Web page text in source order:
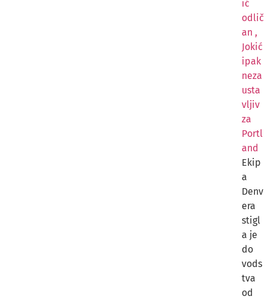
ić
odlič
an ,
Jokić
ipak
neza
usta
vljiv
za
Portl
and
Ekip
a
Denv
era
stigl
a je
do
vods
tva
od